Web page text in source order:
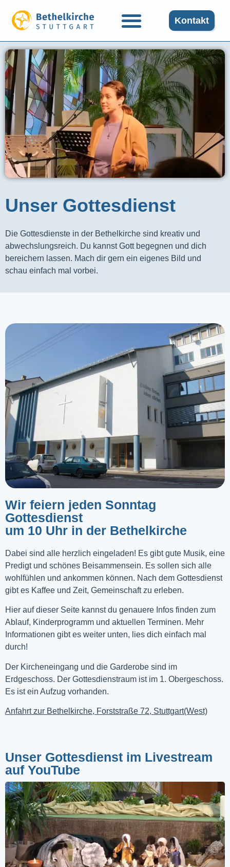
Kontakt
Unser Gottesdienst​
Die Gottesdienste in der Bethelkirche sind kreativ und
abwechslungsreich. Du kannst Gott begegnen und dich
bereichern lassen. Mach dir gern ein eigenes Bild und
schau einfach mal vorbei.
Wir feiern jeden Sonntag
Gottesdienst
um 10 Uhr in der Bethelkirche
Dabei sind alle herzlich eingeladen! Es gibt gute Musik, eine
Predigt und schönes Beisammensein. Es sollen sich alle
wohlfühlen und ankommen können. Nach dem Gottesdienst
gibt es Kaffee und Zeit, Gemeinschaft zu erleben.
Hier auf dieser Seite kannst du genauere Infos finden zum
Ablauf, Kinderprogramm und aktuellen Terminen. Mehr
Informationen gibt es weiter unten, lies dich einfach mal
durch!
Der Kircheneingang und die Garderobe sind im
Erdgeschoss. Der Gottesdienstraum ist im 1. Obergeschoss.
Es ist ein Aufzug vorhanden.
Anfahrt zur Bethelkirche, Forststraße 72, Stuttgart(West)
Unser Gottesdienst im Livestream
auf YouTube